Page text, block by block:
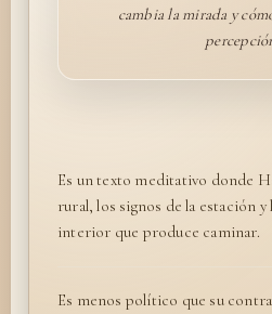
cambia la mirada y
Es un texto meditativo donde
rural, los signos de la estación
interior que produce caminar.
Es menos político que su